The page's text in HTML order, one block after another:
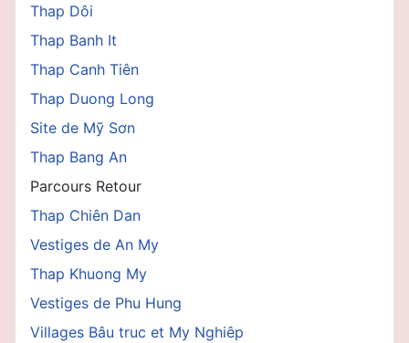
Thap Dôi
Thap Banh It
Thap Canh Tiên
Thap Duong Long
Site de Mỹ Sơn
Thap Bang An
Parcours Retour
Thap Chiên Dan
Vestiges de An My
Thap Khuong My
Vestiges de Phu Hung
Villages Bâu truc et My Nghiêp